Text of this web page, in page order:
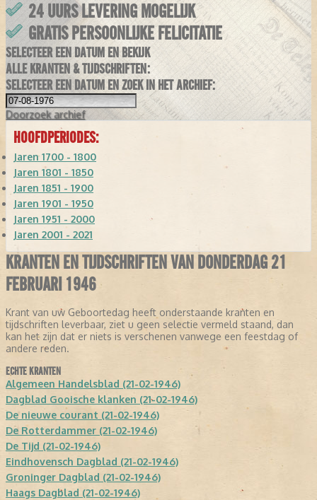
24 UURS LEVERING MOGELIJK
GRATIS PERSOONLIJKE FELICITATIE
SELECTEER EEN DATUM EN BEKIJK
ALLE KRANTEN & TIJDSCHRIFTEN:
SELECTEER EEN DATUM EN ZOEK IN HET ARCHIEF:
Doorzoek archief
HOOFDPERIODES:
Jaren 1700 - 1800
Jaren 1801 - 1850
Jaren 1851 - 1900
Jaren 1901 - 1950
Jaren 1951 - 2000
Jaren 2001 - 2021
KRANTEN EN TIJDSCHRIFTEN VAN DONDERDAG 21
FEBRUARI 1946
Krant van uw Geboortedag heeft onderstaande kranten en
tijdschriften leverbaar, ziet u geen selectie vermeld staand, dan
kan het zijn dat er niets is verschenen vanwege een feestdag of
andere reden.
ECHTE KRANTEN
Algemeen Handelsblad (21-02-1946)
Dagblad Gooische klanken (21-02-1946)
De nieuwe courant (21-02-1946)
De Rotterdammer (21-02-1946)
De Tijd (21-02-1946)
Eindhovensch Dagblad (21-02-1946)
Groninger Dagblad (21-02-1946)
Haags Dagblad (21-02-1946)